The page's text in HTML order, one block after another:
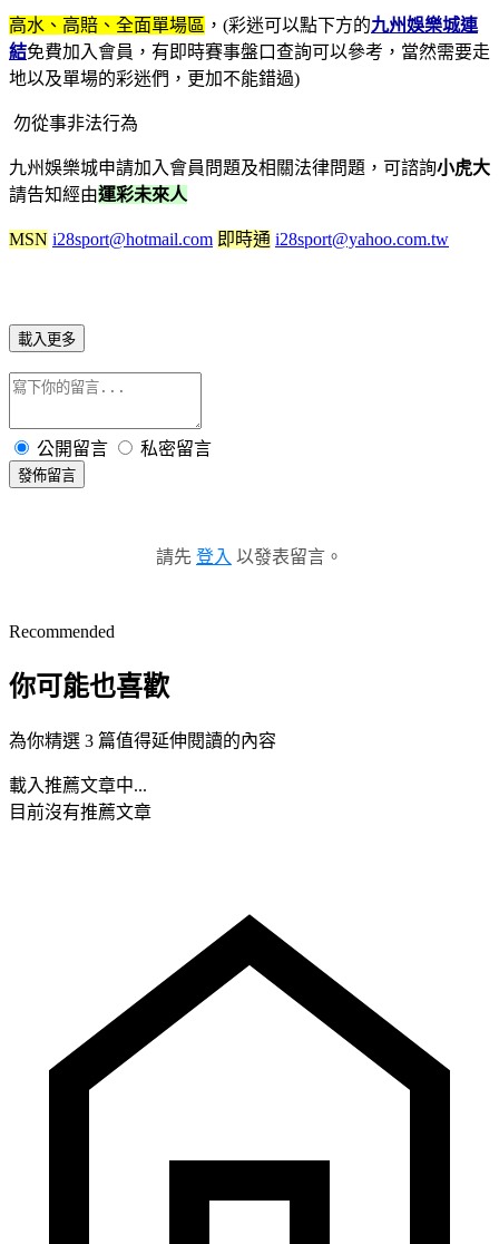
高水、高賠、全面單場區 ，(彩迷可以點下方的九州娛樂城連
結免費加入會員，有即時賽事盤口查詢可以參考，當然需要走
地以及單場的彩迷們，更加不能錯過)
勿從事非法行為
九州娛樂城申請加入會員問題及相關法律問題，可諮詢小虎大
請告知經由運彩未來人
MSN i28sport@hotmail.com 即時通 i28sport@yahoo.com.tw
載入更多
公開留言 私密留言
發佈留言
請先 登入 以發表留言。
Recommended
你可能也喜歡
為你精選 3 篇值得延伸閱讀的內容
載入推薦文章中...
目前沒有推薦文章